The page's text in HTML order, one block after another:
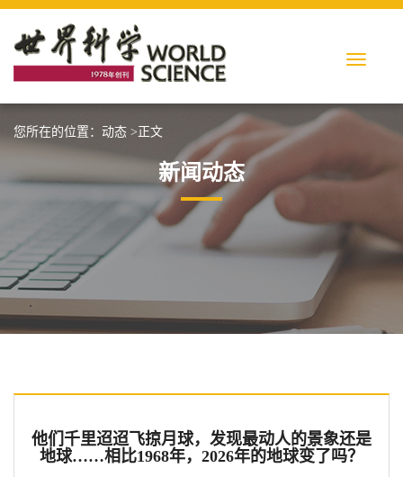
您所在的位置： 动态 >正文
新闻动态
他们千里迢迢飞掠月球，发现最动人的景象还是
地球……相比1968年，2026年的地球变了吗？